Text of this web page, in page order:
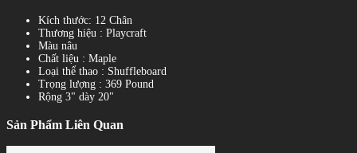
Kích thước: 12 Chân
Thương hiệu : Playcraft
Màu nâu
Chất liệu : Maple
Loại thể thao : Shuffleboard
Trọng lượng : 369 Pound
Rộng 3" dày 20"
Sản Phẩm Liên Quan